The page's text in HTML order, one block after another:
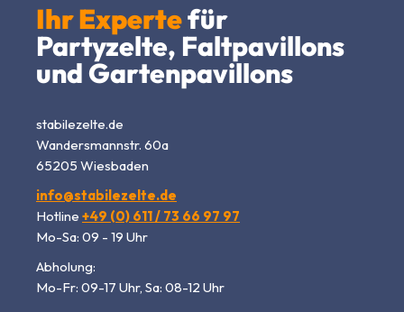
Ihr Expertefür
Partyzelte, Faltpavillons
und Gartenpavillons
stabilezelte.de
Wandersmannstr. 60a
65205 Wiesbaden
info@stabilezelte.de
Hotline +49 (0) 611 / 73 66 97 97
Mo-Sa: 09 - 19 Uhr
Abholung:
Mo-Fr: 09-17 Uhr, Sa: 08-12 Uhr